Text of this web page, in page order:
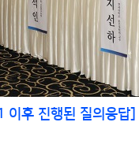
이후 진행된 질의응답]